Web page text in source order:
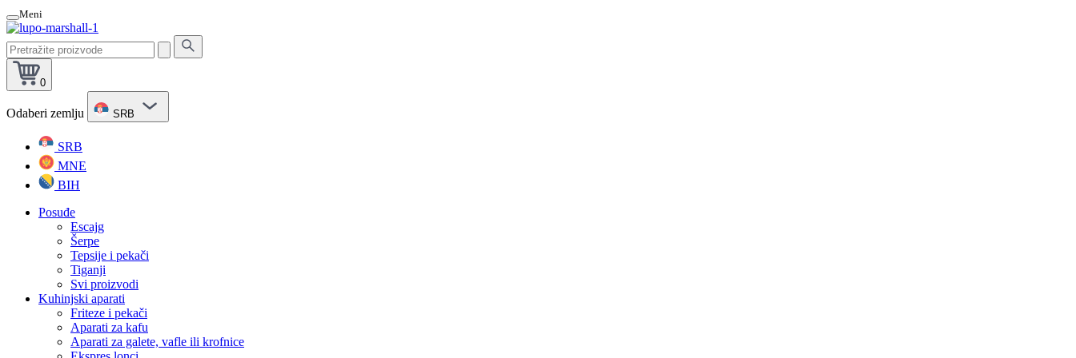
Meni
Pretražite
proizvode
0
Odaberi zemlju SRB
SRB
MNE
BIH
Posuđe
Escajg
Šerpe
Tepsije i pekači
Tiganji
Svi proizvodi
Kuhinjski aparati
Friteze i pekači
Aparati za kafu
Aparati za galete, vafle ili krofnice